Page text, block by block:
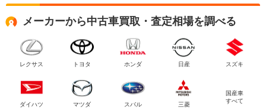
メーカーから中古車買取・査定相場を調べる
レクサス トヨタ ホンダ 日産 スズキ
ダイハツ マツダ スバル 三菱
国産車
すべて